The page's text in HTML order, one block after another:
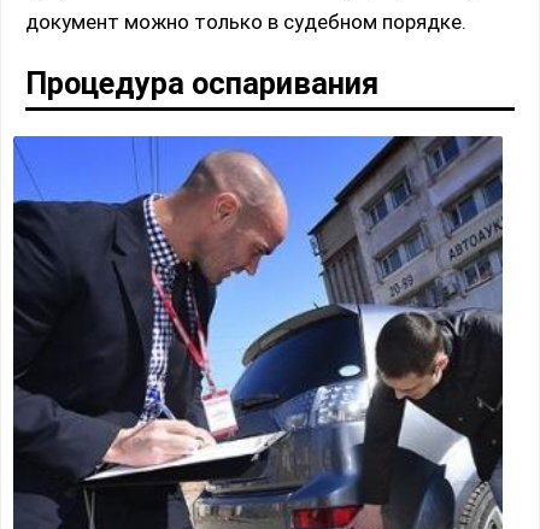
документ можно только в судебном порядке.
Процедура оспаривания